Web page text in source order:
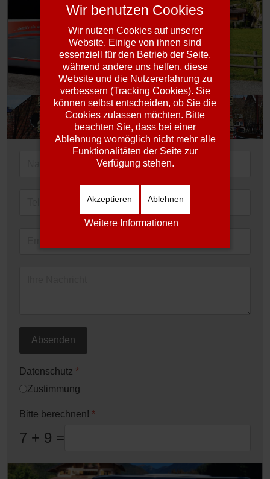
Absenden
Datenschutz *
Zustimmung
Bitte berechnen! *
7 + 9 =
Wir benutzen Cookies
Wir nutzen Cookies auf unserer
Website. Einige von ihnen sind
essenziell für den Betrieb der Seite,
während andere uns helfen, diese
Website und die Nutzererfahrung zu
verbessern (Tracking Cookies). Sie
können selbst entscheiden, ob Sie die
Cookies zulassen möchten. Bitte
beachten Sie, dass bei einer
Ablehnung womöglich nicht mehr alle
Funktionalitäten der Seite zur
Verfügung stehen.
Akzeptieren Ablehnen
Weitere Informationen